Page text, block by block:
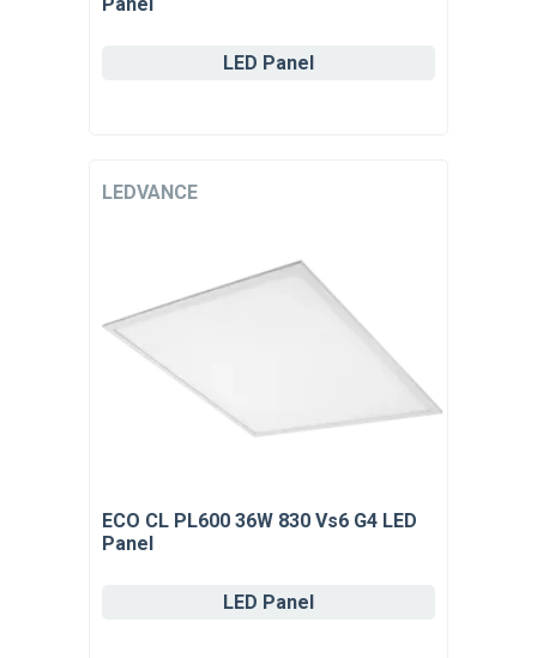
LED Panel
LEDVANCE
ECO CL PL600 36W 830 Vs6 G4 LED
Panel
LED Panel